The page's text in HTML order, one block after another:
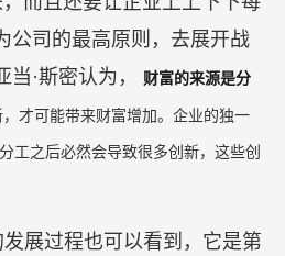
公司的最高原则，去展开战
当·斯密认为，
财富的来源是分
才可能带来财富增加。企业的独一
工之后必然会导致很多创新，这些创
发展过程也可以看到，它是第